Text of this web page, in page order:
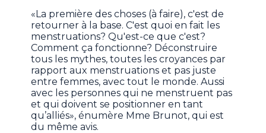
«La première des choses (à faire), c'est de
retourner à la base. C'est quoi en fait les
menstruations? Qu'est-ce que c'est?
Comment ça fonctionne? Déconstruire
tous les mythes, toutes les croyances par
rapport aux menstruations et pas juste
entre femmes, avec tout le monde. Aussi
avec les personnes qui ne menstruent pas
et qui doivent se positionner en tant
qu’alliés», énumère Mme Brunot, qui est
du même avis.